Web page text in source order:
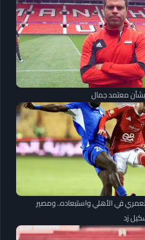
بشأن معتمد جمال
في الأهلي واستبعاده.. ومصير
زد